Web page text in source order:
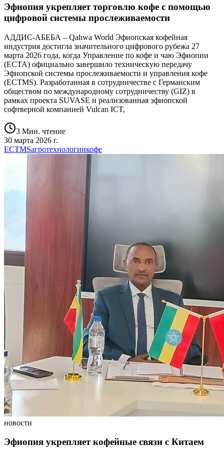
Эфиопия укрепляет торговлю кофе с помощью
цифровой системы прослеживаемости
АДДИС-АБЕБА – Qahwa World Эфиопская кофейная
индустрия достигла значительного цифрового рубежа 27
марта 2026 года, когда Управление по кофе и чаю Эфиопии
(ECTA) официально завершило техническую передачу
Эфиопской системы прослеживаемости и управления кофе
(ECTMS). Разработанная в сотрудничестве с Германским
обществом по международному сотрудничеству (GIZ) в
рамках проекта SUVASE и реализованная эфиопской
софтверной компанией Vulcan ICT,
3 Мин. чтение
30 марта 2026 г.
ECTMSагротехнологиикофе
новости
Эфиопия укрепляет кофейные связи с Китаем